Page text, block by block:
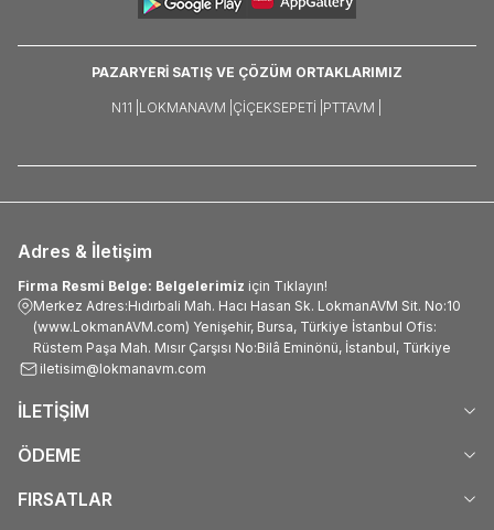
PAZARYERİ SATIŞ VE ÇÖZÜM ORTAKLARIMIZ
N11 | LOKMANAVM | ÇIÇEKSEPETI | PTTAVM |
Adres & İletişim
Firma Resmi Belge: Belgelerimiz için Tıklayın!
Merkez Adres:Hıdırbali Mah. Hacı Hasan Sk. LokmanAVM Sit. No:10
(www.LokmanAVM.com) Yenişehir, Bursa, Türkiye İstanbul Ofis:
Rüstem Paşa Mah. Mısır Çarşısı No:Bilâ Eminönü, İstanbul, Türkiye
iletisim@lokmanavm.com
İLETİŞİM
ÖDEME
FIRSATLAR